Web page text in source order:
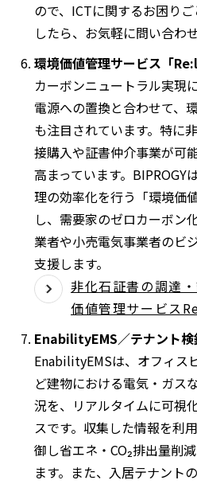
ので、ICTに関するお困り
したら、お気軽に問い合わ
環境価値管理サービス「
カーボンニュートラル実現
電源への置換と合わせて、
も注目されています。特に
接購入や証書仲介事業が可
高まっています。BIPROGY
理の効率化を行う「環境価
し、需要家のゼロカーボン
業者や小売電気事業者のビ
支援します。
非化石証書の調達
価値管理サービス
EnabilityEMS／テナント検
EnabilityEMSは、オフィス
ど建物における電気・ガス
況を、リアルタイムに可視
スです。収集した情報を利
御し省エネ・ CO₂排出量削
ます。また、入居テナント